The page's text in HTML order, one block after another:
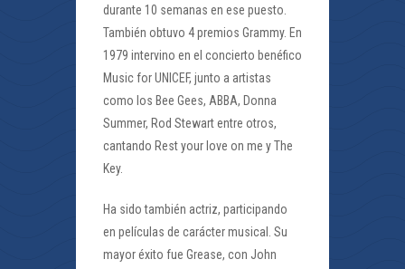
durante 10 semanas en ese puesto.
También obtuvo 4 premios Grammy. En
1979 intervino en el concierto benéfico
Music for UNICEF, junto a artistas
como los Bee Gees, ABBA, Donna
Summer, Rod Stewart entre otros,
cantando Rest your love on me y The
Key.
Ha sido también actriz, participando
en películas de carácter musical. Su
mayor éxito fue Grease, con John